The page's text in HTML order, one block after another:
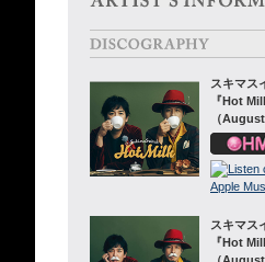
スキマス
『Hot
（
スキマス
『Hot